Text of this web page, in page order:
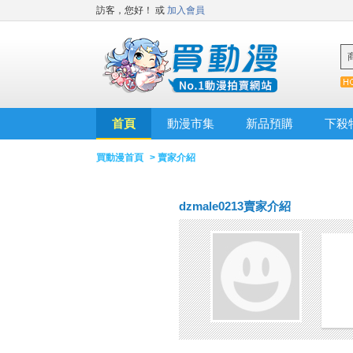
訪客，您好！ 或 加入會員
首頁 動漫市集 新品預購 下殺
買動漫首頁 > 賣家介紹
dzmale0213賣家介紹